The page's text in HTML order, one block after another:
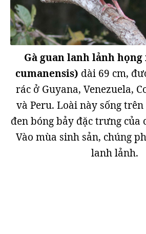
Gà guan lanh lảnh
cumanensis) dài 69 cm,
rác ở Guyana, Venezuela,
và Peru. Loài này sống trên
đen bóng bảy đặc trưng của
Vào mùa sinh sản, chúng
lanh lảnh.